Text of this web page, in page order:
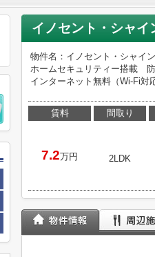
イノセント・シャイ
物件名：イノセント・シャイン
ホームセキュリティー搭載
インターネット無料（Wi-Fi対
賃料
7.2万円
間取り
2LDK